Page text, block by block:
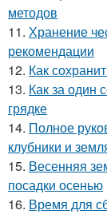
методов
11. Хранение
рекомендации
12. Как
13. Как за один
грядке
14. Полное
клубники и
15. Весенняя
посадки осенью
16. Время для